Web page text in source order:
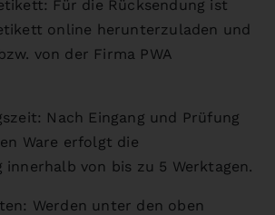
Für die Rücksendung ist
online herunterzuladen und
von der Firma PWA
Nach Eingang und Prüfung
Ware erfolgt die
innerhalb von bis zu 5 Werktagen.
Werden unter den oben